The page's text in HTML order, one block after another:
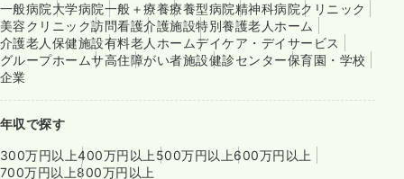
一般病院大学病院一般＋療養療養型病院精神科病院クリニック
美容クリニック訪問看護介護施設特別養護老人ホーム
介護老人保健施設有料老人ホームデイケア・デイサービス
グループホームサ高住障がい者施設健診センター保育園・学校
企業
年収で探す
300万円以上400万円以上 500万円以上600万円以上
700万円以上800万円以上